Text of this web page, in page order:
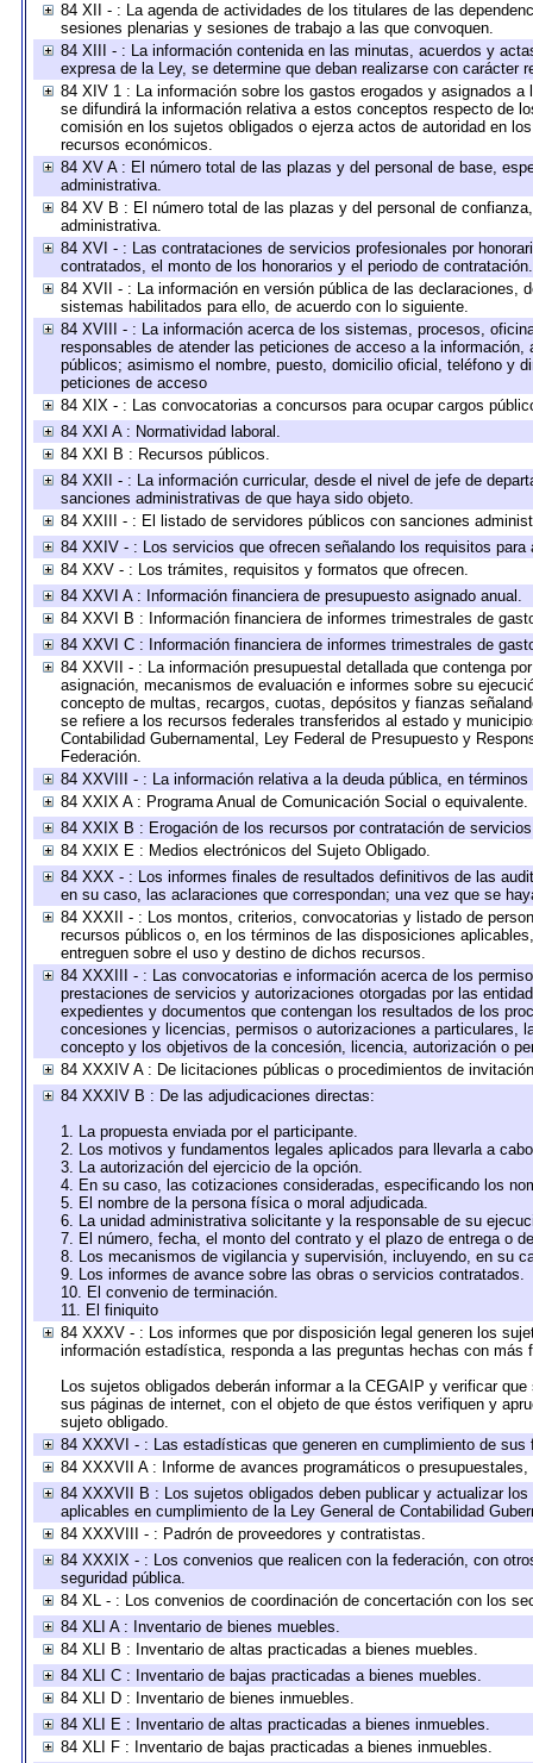
84 XII - : La agenda de actividades de los titulares de las
sesiones plenarias y sesiones de trabajo a las que convoquen.
84 XIII - : La información contenida en las minutas, acuerdos y
expresa de la Ley, se determine que deban realizarse con carácter
84 XIV 1 : La información sobre los gastos erogados y asignados
se difundirá la información relativa a estos conceptos respecto de
comisión en los sujetos obligados o ejerza actos de autoridad en
recursos económicos.
84 XV A : El número total de las plazas y del personal de base,
administrativa.
84 XV B : El número total de las plazas y del personal de
administrativa.
84 XVI - : Las contrataciones de servicios profesionales por
contratados, el monto de los honorarios y el periodo de contratación.
84 XVII - : La información en versión pública de las
sistemas habilitados para ello, de acuerdo con lo siguiente.
84 XVIII - : La información acerca de los sistemas, procesos,
responsables de atender las peticiones de acceso a la
públicos; asimismo el nombre, puesto, domicilio oficial, teléfono y
peticiones de acceso
84 XIX - : Las convocatorias a concursos para ocupar cargos
84 XXI A : Normatividad laboral.
84 XXI B : Recursos públicos.
84 XXII - : La información curricular, desde el nivel de jefe de
sanciones administrativas de que haya sido objeto.
84 XXIII - : El listado de servidores públicos con sanciones
84 XXIV - : Los servicios que ofrecen señalando los requisitos para
84 XXV - : Los trámites, requisitos y formatos que ofrecen.
84 XXVI A : Información financiera de presupuesto asignado anual.
84 XXVI B : Información financiera de informes trimestrales de
84 XXVI C : Información financiera de informes trimestrales de
84 XXVII - : La información presupuestal detallada que contenga
asignación, mecanismos de evaluación e informes sobre su
concepto de multas, recargos, cuotas, depósitos y fianzas
se refiere a los recursos federales transferidos al estado y
Contabilidad Gubernamental, Ley Federal de Presupuesto y
Federación.
84 XXVIII - : La información relativa a la deuda pública, en
84 XXIX A : Programa Anual de Comunicación Social o equivalente.
84 XXIX B : Erogación de los recursos por contratación de
84 XXIX E : Medios electrónicos del Sujeto Obligado.
84 XXX - : Los informes finales de resultados definitivos de las
en su caso, las aclaraciones que correspondan; una vez que se
84 XXXII - : Los montos, criterios, convocatorias y listado de
recursos públicos o, en los términos de las disposiciones
entreguen sobre el uso y destino de dichos recursos.
84 XXXIII - : Las convocatorias e información acerca de los
prestaciones de servicios y autorizaciones otorgadas por las
expedientes y documentos que contengan los resultados de los
concesiones y licencias, permisos o autorizaciones a particulares,
concepto y los objetivos de la concesión, licencia, autorización o
84 XXXIV A : De licitaciones públicas o procedimientos de
84 XXXIV B : De las adjudicaciones directas:
1. La propuesta enviada por el participante.
2. Los motivos y fundamentos legales aplicados para llevarla a
3. La autorización del ejercicio de la opción.
4. En su caso, las cotizaciones consideradas, especificando los
5. El nombre de la persona física o moral adjudicada.
6. La unidad administrativa solicitante y la responsable de su
7. El número, fecha, el monto del contrato y el plazo de entrega o
8. Los mecanismos de vigilancia y supervisión, incluyendo, en su
9. Los informes de avance sobre las obras o servicios contratados.
10. El convenio de terminación.
11. El finiquito
84 XXXV - : Los informes que por disposición legal generen los
información estadística, responda a las preguntas hechas con más
Los sujetos obligados deberán informar a la CEGAIP y verificar
sus páginas de internet, con el objeto de que éstos verifiquen y
sujeto obligado.
84 XXXVI - : Las estadísticas que generen en cumplimiento de
84 XXXVII A : Informe de avances programáticos o
84 XXXVII B : Los sujetos obligados deben publicar y actualizar
aplicables en cumplimiento de la Ley General de Contabilidad
84 XXXVIII - : Padrón de proveedores y contratistas.
84 XXXIX - : Los convenios que realicen con la federación, con
seguridad pública.
84 XL - : Los convenios de coordinación de concertación con los
84 XLI A : Inventario de bienes muebles.
84 XLI B : Inventario de altas practicadas a bienes muebles.
84 XLI C : Inventario de bajas practicadas a bienes muebles.
84 XLI D : Inventario de bienes inmuebles.
84 XLI E : Inventario de altas practicadas a bienes inmuebles.
84 XLI F : Inventario de bajas practicadas a bienes inmuebles.